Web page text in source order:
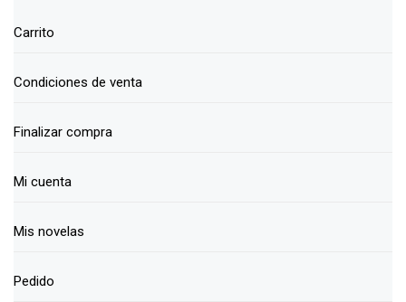
Carrito
Condiciones de venta
Finalizar compra
Mi cuenta
Mis novelas
Pedido